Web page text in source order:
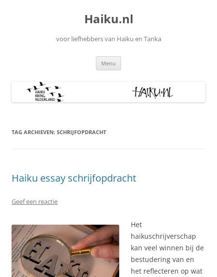
Haiku.nl
voor liefhebbers van Haiku en Tanka
Menu
TAG ARCHIEVEN: SCHRIJFOPDRACHT
Haiku essay schrijfopdracht
Geef een reactie
Het
haikuschrijverschap
kan veel winnen bij de
bestudering van en
het reflecteren op wat